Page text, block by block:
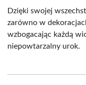
Dzięki swojej
zarówno w
wzbogacając każdą
niepowtarzalny urok.